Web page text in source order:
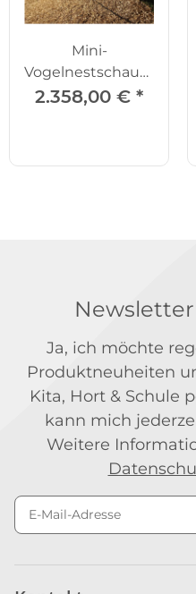
Mini-
Vogelnestschaukel
mit schrägen
2.358,00 € *
Ja, ich möchte
Produktneuheiten
Kita, Hort & Schule
kann mich
Weitere